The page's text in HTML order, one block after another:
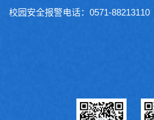
校园安全报警电话：0571-88213110